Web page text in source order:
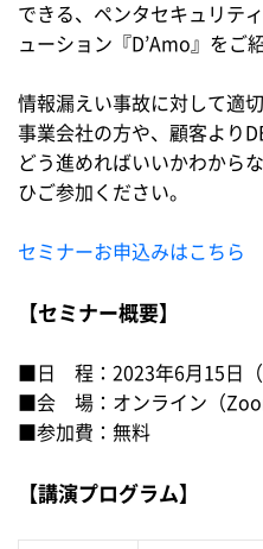
できる、ペンタセキュリテ
ューション『D’Amo』をご
情報漏えい事故に対して適
事業会社の方や、顧客より
どう進めればいいかわから
ひご参加ください。
セミナーお申込みはこちら
【セミナー概要】
■日 程：2023年6月15日
■会 場：オンライン（
■参加費：無料
【講演プログラム】